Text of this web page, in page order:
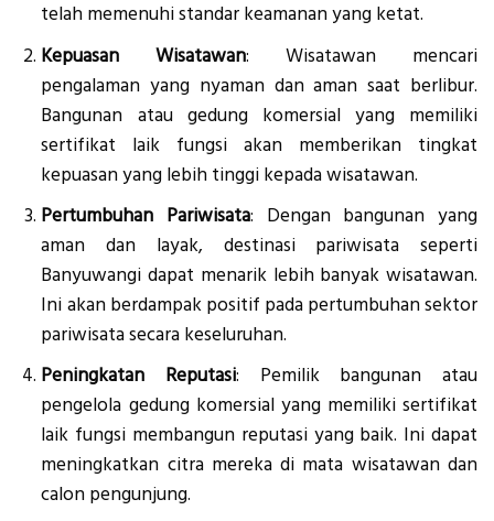
telah memenuhi standar keamanan yang ketat.
Kepuasan Wisatawan: Wisatawan mencari
pengalaman yang nyaman dan aman saat berlibur.
Bangunan atau gedung komersial yang memiliki
sertifikat laik fungsi akan memberikan tingkat
kepuasan yang lebih tinggi kepada wisatawan.
Pertumbuhan Pariwisata: Dengan bangunan yang
aman dan layak, destinasi pariwisata seperti
Banyuwangi dapat menarik lebih banyak wisatawan.
Ini akan berdampak positif pada pertumbuhan sektor
pariwisata secara keseluruhan.
Peningkatan Reputasi: Pemilik bangunan atau
pengelola gedung komersial yang memiliki sertifikat
laik fungsi membangun reputasi yang baik. Ini dapat
meningkatkan citra mereka di mata wisatawan dan
calon pengunjung.